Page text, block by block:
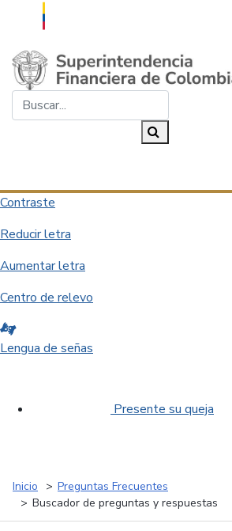
Saltar al contenido principal
Contraste
Reducir letra
Aumentar letra
Centro de relevo
Lengua de señas
Presente su queja
Inicio
Preguntas Frecuentes
Buscador de preguntas y respuestas